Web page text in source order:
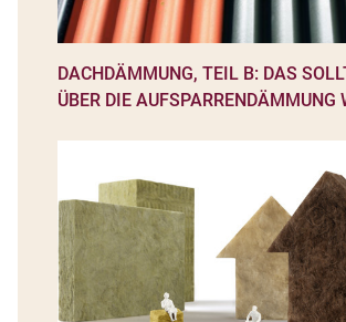
DACHDÄMMUNG, TEIL B: DAS
ÜBER DIE AUFSPARRENDÄMMUNG